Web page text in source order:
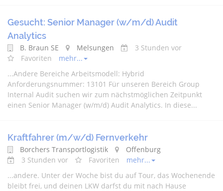
Gesucht: Senior Manager (w/m/d) Audit
Analytics
B. Braun SE Melsungen
3 Stunden vor
Favoriten
mehr...
...Andere Bereiche Arbeitsmodell: Hybrid
Anforderungsnummer: 13101 Für unseren Bereich Group
Internal Audit suchen wir zum nächstmöglichen Zeitpunkt
einen Senior Manager (w/m/d) Audit Analytics. In diese...
Kraftfahrer (m/w/d) Fernverkehr
Borchers Transportlogistik
Offenburg
3 Stunden vor
Favoriten
mehr...
...andere. Unter der Woche bist du auf Tour, das Wochenende
bleibt frei, und deinen LKW darfst du mit nach Hause